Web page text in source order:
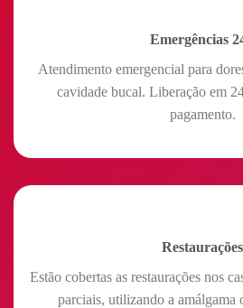
Emergências
Atendimento emergencial para
cavidade bucal. Liberação em
pagamento.
Restaurações
Estão cobertas as restaurações nos
parciais, utilizando a amálgama